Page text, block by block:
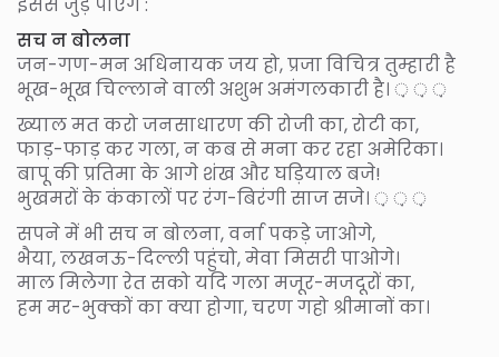
सच न बोलना
जन-गण-मन अधिनायक जय हो, प्रजा विचित्र तुम्हारी है
भूख-भूख चिल्लाने वाली अशुभ अमंगलकारी है। ़ ़ ़
ख्याल मत करो जनसाधारण की रोजी का, रोटी का,
फाड़-फाड़ कर गला, न कब से मना कर रहा अमेरिका।
बापू की प्रतिमा के आगे शंख और घड़ियाल बजे!
भुखमरों के कंकालों पर रंग-बिरंगी साज सजे। ़ ़ ़
सपने में भी सच न बोलना, वर्ना पकड़े जाओगे,
भैया, लखनऊ-दिल्ली पहुंचो, मेवा मिसरी पाओगे।
माल मिलेगा रेत सको यदि गला मजूर-मजदूरों का,
हम मर-भुक्कों का क्या होगा, चरण गहो श्रीमानों का।